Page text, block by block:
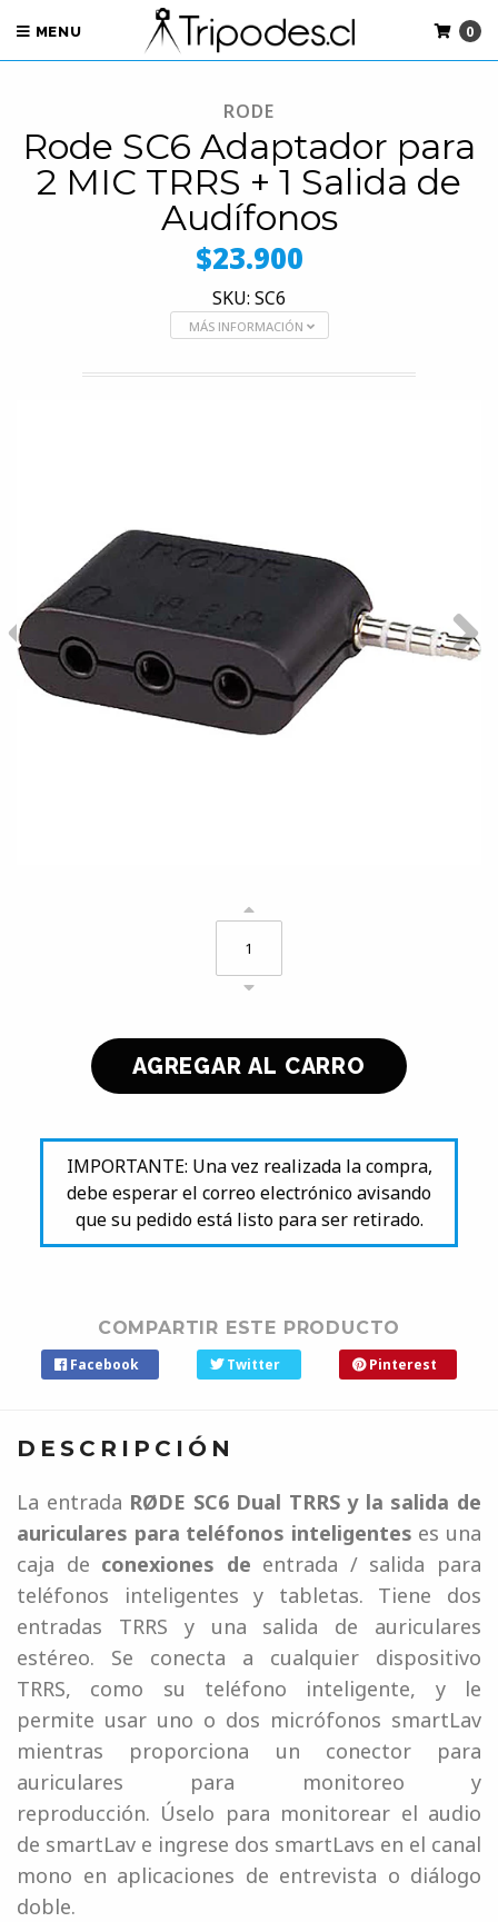
MENU 0
RODE
Rode SC6 Adaptador para
2 MIC TRRS + 1 Salida de
Audífonos
$23.900
SKU: SC6
MÁS INFORMACIÓN
IMPORTANTE: Una vez realizada la compra,
debe esperar el correo electrónico avisando
que su pedido está listo para ser retirado.
COMPARTIR ESTE PRODUCTO
Facebook Twitter Pinterest
DESCRIPCIÓN
La entrada RØDE SC6 Dual TRRS y la salida de
auriculares para teléfonos inteligentes es una
caja de conexiones de entrada / salida para
teléfonos inteligentes y tabletas. Tiene dos
entradas TRRS y una salida de auriculares
estéreo. Se conecta a cualquier dispositivo
TRRS, como su teléfono inteligente, y le
permite usar uno o dos micrófonos smartLav
mientras proporciona un conector para
auriculares para monitoreo y
reproducción. Úselo para monitorear el audio
de smartLav e ingrese dos smartLavs en el canal
mono en aplicaciones de entrevista o diálogo
doble.